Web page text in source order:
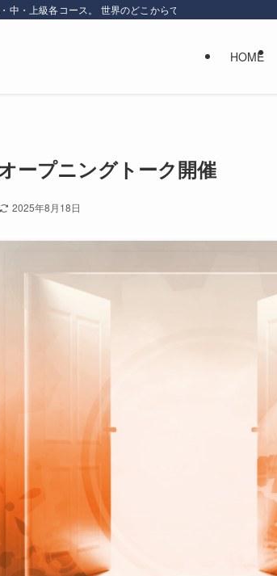
・上級各コース。 世界のどこからでもオンラインで学
HOME
ープニングトーク開催
2025年8月18日